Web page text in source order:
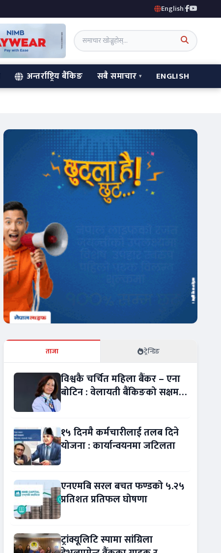
English|
अन्तर्राष्ट्रिय बैंकिङ सबै समाचार ENGLISH
ताजा ट्रेन्डिङ
विश्वकै चर्चित महिला बैंकर – एना
बोटिन : वेलायती बैंकिङको सक्षम
१५ दिनमै कर्मचारीलाई तलब दिने
योजना : कार्यान्वयनमा जटिलता
एनएमबि सरल बचत फण्डको ५.२५
प्रतिशत प्रतिफल घोषणा
ट्रांक्यूलिटि स्पामा सांग्रिला